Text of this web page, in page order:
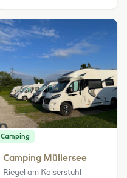
Camping
Camping Müllersee
Riegel am Kaiserstuhl